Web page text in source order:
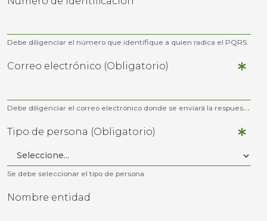
Debe diligenciar el número que identifique a quien radica el PQRS.
Correo electrónico (Obligatorio)
Debe diligenciar el correo electrónico donde se enviará la respuesta al PQRS.
Tipo de persona (Obligatorio)
Se debe seleccionar el tipo de persona
Nombre entidad